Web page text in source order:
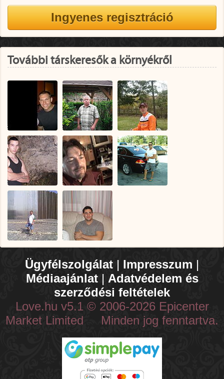
További társkeresők a környékről
Ügyfélszolgálat | Impresszum |
Médiaajánlat| Adatvédelem és
szerződési feltételek
Love.hu v5.1 © 2006-2026 Epicenter
Market Limited Minden jog fenntartva.